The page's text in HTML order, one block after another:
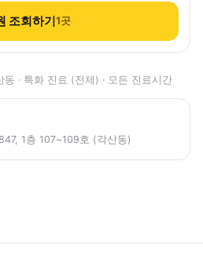
조회하기1곳
· 특화 진료 (전체) · 모든 진료시간
1층 107~109호 (각산동)